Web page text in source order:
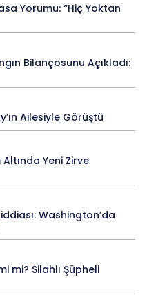
Yorumu: “Hiç Yoktan
Bilançosunu Açıkladı:
Ailesiyle Görüştü
Yeni Zirve
Washington’da
mi? Silahlı Şüpheli